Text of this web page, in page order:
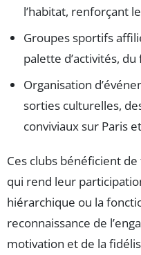
l’habitat, renforçant
Groupes sportifs
palette d’activités,
Organisation
sorties culturelles,
conviviaux sur Paris
Ces clubs bénéficient
qui rend leur
hiérarchique ou la
reconnaissance de
motivation et de la